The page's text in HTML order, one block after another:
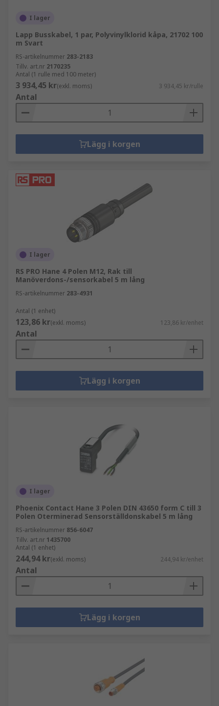
I lager
Lapp Busskabel, 1 par, Polyvinylklorid kåpa, 21702 100
m Svart
RS-artikelnummer 283-2183
Tillv. art.nr 2170235
Antal (1 rulle med 100 meter)
3 934,45 kr(exkl. moms) 3 934,45 kr/rulle
Antal
Lägg i korgen
I lager
RS PRO Hane 4 Polen M12, Rak till
Manöverdons-/sensorkabel 5 m lång
RS-artikelnummer 283-4931
Antal (1 enhet)
123,86 kr(exkl. moms) 123,86 kr/enhet
Antal
Lägg i korgen
I lager
Phoenix Contact Hane 3 Polen DIN 43650 form C till 3
Polen Oterminerad Sensorställdonskabel 5 m lång
RS-artikelnummer 856-6047
Tillv. art.nr 1435700
Antal (1 enhet)
244,94 kr(exkl. moms) 244,94 kr/enhet
Antal
Lägg i korgen